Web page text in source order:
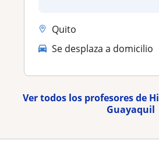
Quito
Se desplaza a domicilio
Ver todos los profesores de
Guayaquil